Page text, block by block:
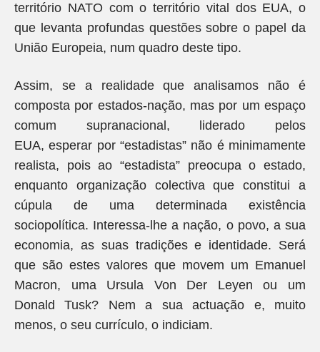
território NATO com o território vital dos EUA, o
que levanta profundas questões sobre o papel da
União Europeia, num quadro deste tipo.
Assim, se a realidade que analisamos não é
composta por estados-nação, mas por um espaço
comum supranacional, liderado pelos
EUA, esperar por “estadistas” não é minimamente
realista, pois ao “estadista” preocupa o estado,
enquanto organização colectiva que constitui a
cúpula de uma determinada existência
sociopolítica. Interessa-lhe a nação, o povo, a sua
economia, as suas tradições e identidade. Será
que são estes valores que movem um Emanuel
Macron, uma Ursula Von Der Leyen ou um
Donald Tusk? Nem a sua actuação e, muito
menos, o seu currículo, o indiciam.